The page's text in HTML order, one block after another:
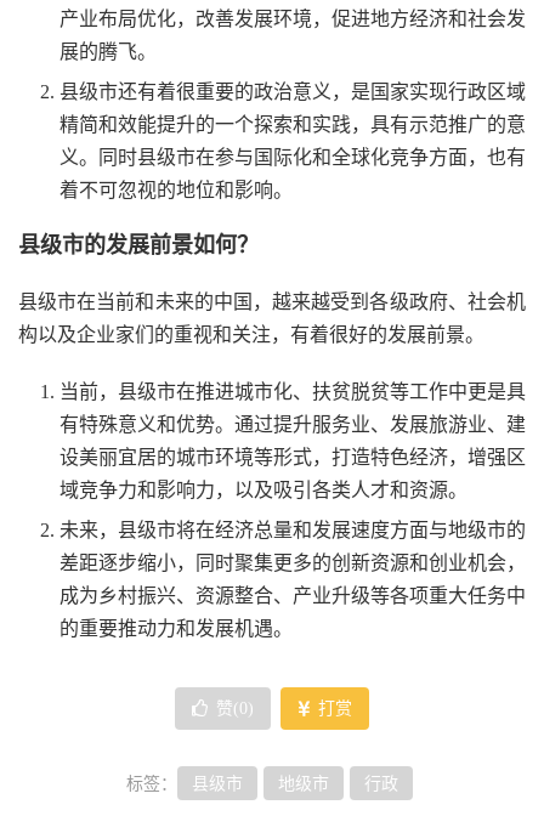
产业布局优化，改善发展环境，促进地方经济和社会发
展的腾飞。
县级市还有着很重要的政治意义，是国家实现行政区域
精简和效能提升的一个探索和实践，具有示范推广的意
义。同时县级市在参与国际化和全球化竞争方面，也有
着不可忽视的地位和影响。
县级市的发展前景如何？
县级市在当前和未来的中国，越来越受到各级政府、社会机
构以及企业家们的重视和关注，有着很好的发展前景。
当前，县级市在推进城市化、扶贫脱贫等工作中更是具
有特殊意义和优势。通过提升服务业、发展旅游业、建
设美丽宜居的城市环境等形式，打造特色经济，增强区
域竞争力和影响力，以及吸引各类人才和资源。
未来，县级市将在经济总量和发展速度方面与地级市的
差距逐步缩小，同时聚集更多的创新资源和创业机会，
成为乡村振兴、资源整合、产业升级等各项重大任务中
的重要推动力和发展机遇。
赞( 0 ) 打赏
标签： 县级市 地级市 行政